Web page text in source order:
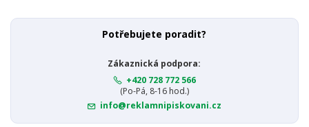
Potřebujete poradit?
Zákaznická podpora:
+420 728 772 566
(Po-Pá, 8-16 hod.)
info@reklamnipiskovani.cz